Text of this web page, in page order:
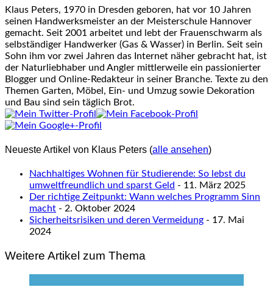
Klaus Peters, 1970 in Dresden geboren, hat vor 10 Jahren
seinen Handwerksmeister an der Meisterschule Hannover
gemacht. Seit 2001 arbeitet und lebt der Frauenschwarm als
selbständiger Handwerker (Gas & Wasser) in Berlin. Seit sein
Sohn ihm vor zwei Jahren das Internet näher gebracht hat, ist
der Naturliebhaber und Angler mittlerweile ein passionierter
Blogger und Online-Redakteur in seiner Branche. Texte zu den
Themen Garten, Möbel, Ein- und Umzug sowie Dekoration
und Bau sind sein täglich Brot.
Neueste Artikel von Klaus Peters (alle ansehen)
Nachhaltiges Wohnen für Studierende: So lebst du
umweltfreundlich und sparst Geld - 11. März 2025
Der richtige Zeitpunkt: Wann welches Programm Sinn
macht - 2. Oktober 2024
Sicherheitsrisiken und deren Vermeidung - 17. Mai
2024
Weitere Artikel zum Thema